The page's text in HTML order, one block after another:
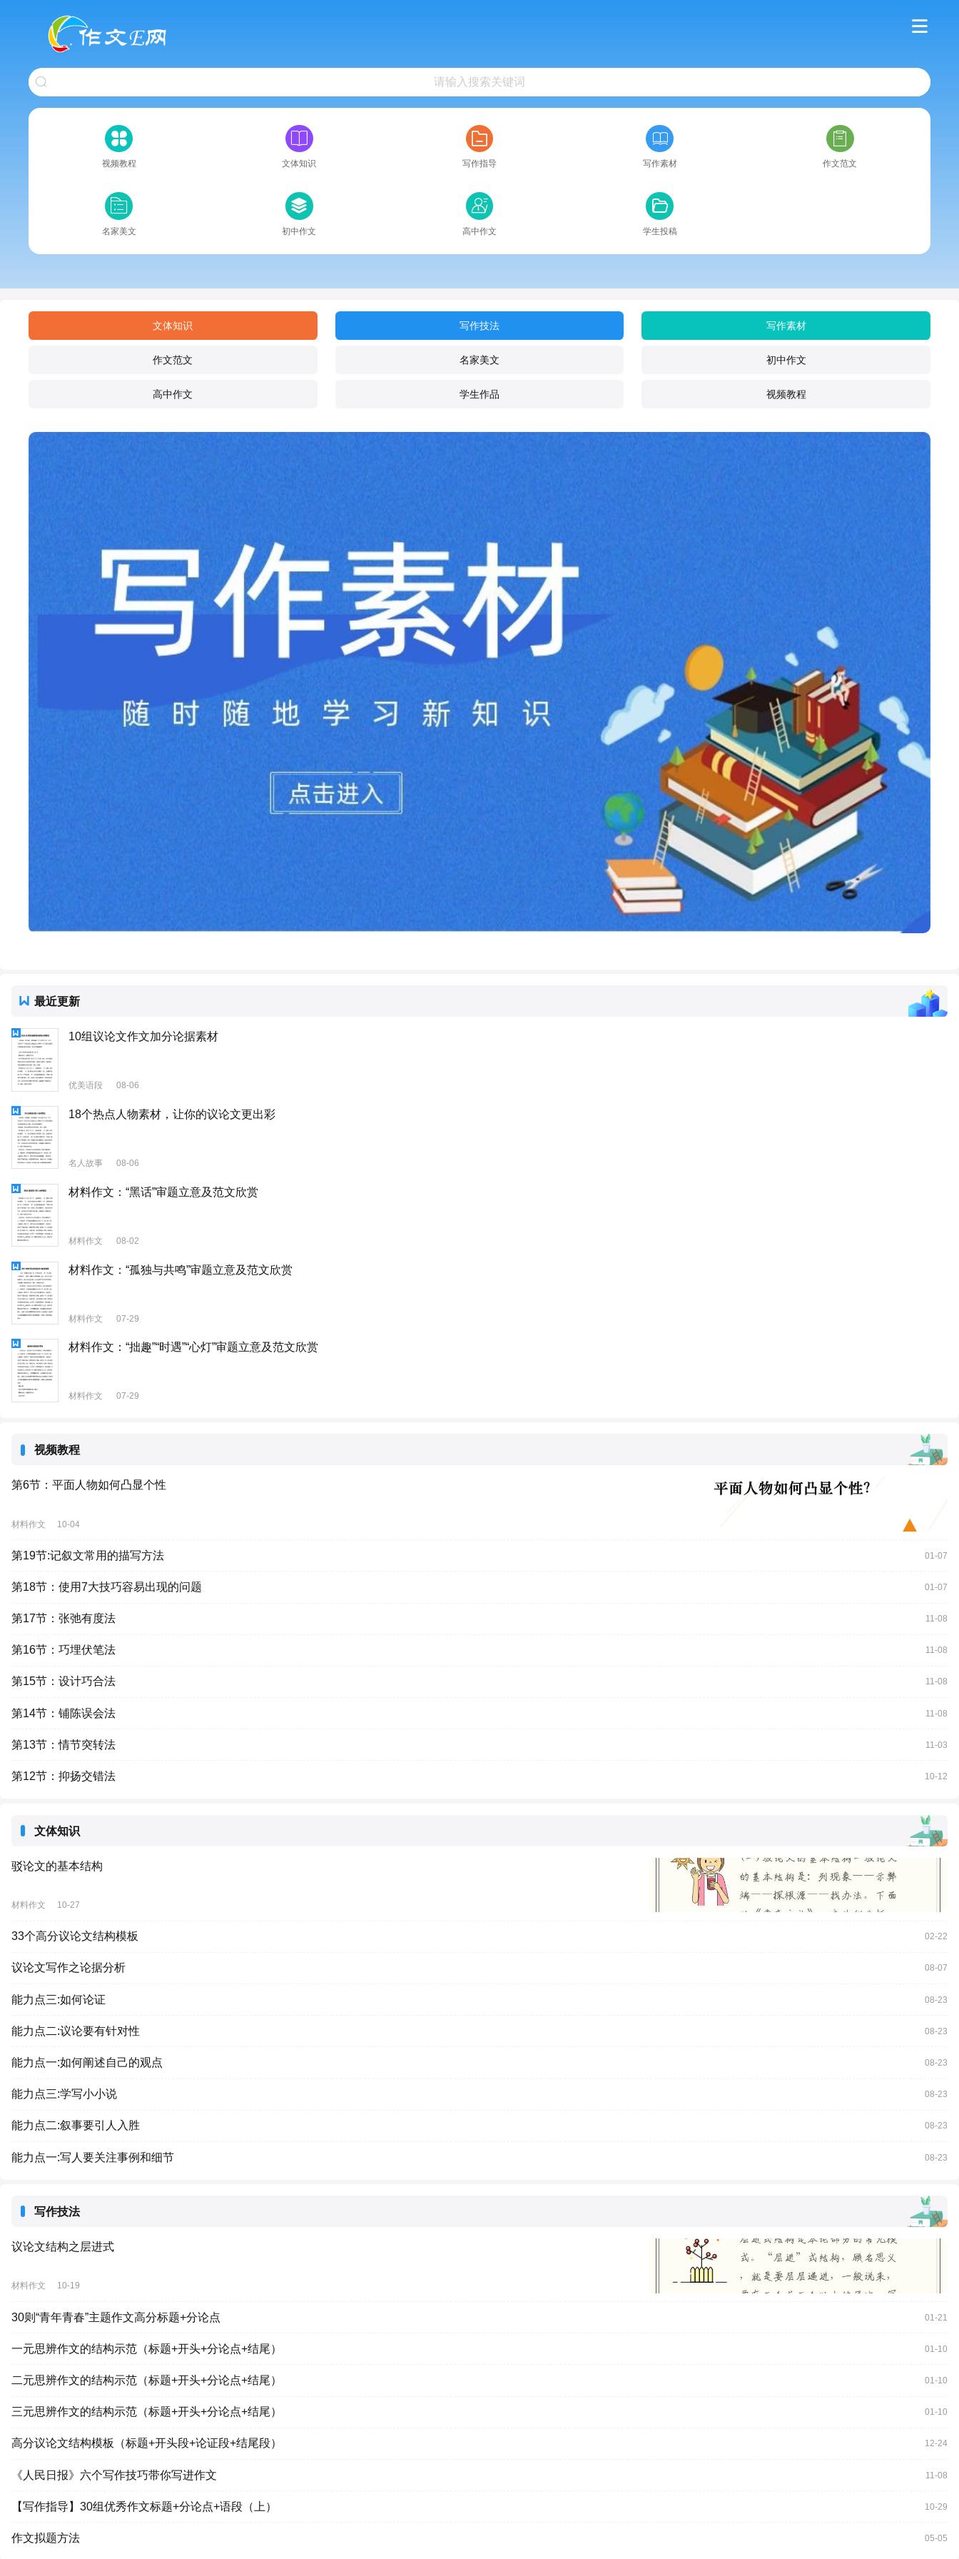
视频教程 文体知识 写作指导 写作素材 作文范文
名家美文 初中作文 高中作文 学生投稿
文体知识 写作技法 写作素材
作文范文 名家美文 初中作文
高中作文 学生作品 视频教程
最近更新
10组议论文作文加分论据素材
优美语段 08-06
18个热点人物素材，让你的议论文更出彩
名人故事 08-06
材料作文：“黑话”审题立意及范文欣赏
材料作文 08-02
材料作文：“孤独与共鸣”审题立意及范文欣赏
材料作文 07-29
材料作文：“拙趣”“时遇”“心灯”审题立意及范文欣赏
材料作文 07-29
视频教程
第6节：平面人物如何凸显个性
材料作文 10-04
第19节:记叙文常用的描写方法 01-07
第18节：使用7大技巧容易出现的问题 01-07
第17节：张弛有度法 11-08
第16节：巧埋伏笔法 11-08
第15节：设计巧合法 11-08
第14节：铺陈误会法 11-08
第13节：情节突转法 11-03
第12节：抑扬交错法 10-12
文体知识
驳论文的基本结构
材料作文 10-27
33个高分议论文结构模板 02-22
议论文写作之论据分析 08-07
能力点三:如何论证 08-23
能力点二:议论要有针对性 08-23
能力点一:如何阐述自己的观点 08-23
能力点三:学写小小说 08-23
能力点二:叙事要引人入胜 08-23
能力点一:写人要关注事例和细节 08-23
写作技法
议论文结构之层进式
材料作文 10-19
30则“青年青春”主题作文高分标题+分论点 01-21
一元思辨作文的结构示范（标题+开头+分论点+结尾） 01-10
二元思辨作文的结构示范（标题+开头+分论点+结尾） 01-10
三元思辨作文的结构示范（标题+开头+分论点+结尾） 01-10
高分议论文结构模板（标题+开头段+论证段+结尾段） 12-24
《人民日报》六个写作技巧带你写进作文 11-08
【写作指导】30组优秀作文标题+分论点+语段（上） 10-29
作文拟题方法 05-05